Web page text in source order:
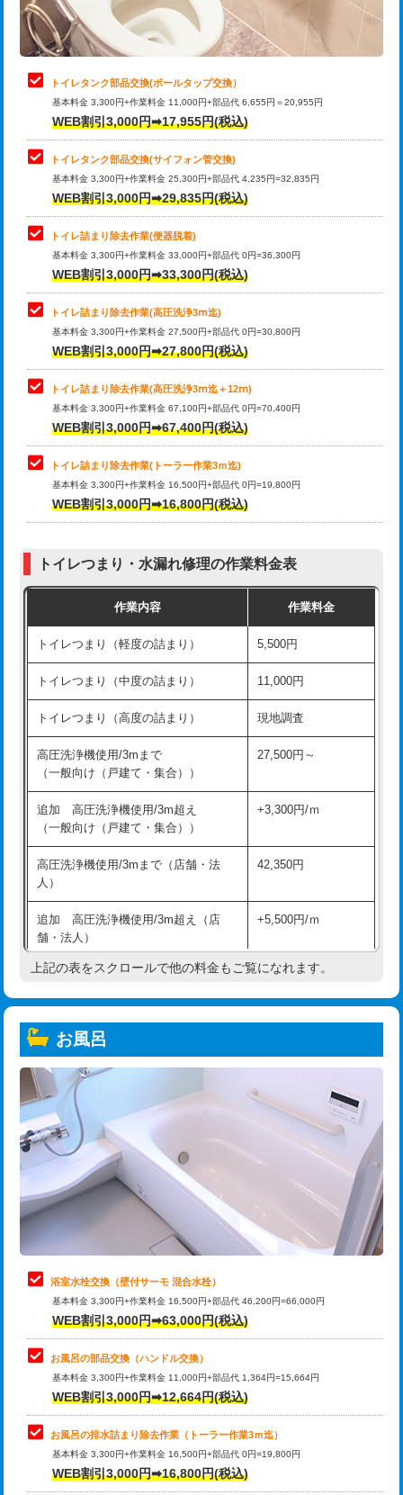
トイレタンク部品交換(ボールタップ交換）
基本料金 3,300円+作業料金 11,000円+部品代 6,655円＝20,955円
WEB割引3,000円➡17,955円(税込)
トイレタンク部品交換(サイフォン管交換)
基本料金 3,300円+作業料金 25,300円+部品代 4,235円=32,835円
WEB割引3,000円➡29,835円(税込)
トイレ詰まり除去作業(便器脱着)
基本料金 3,300円+作業料金 33,000円+部品代 0円=36,300円
WEB割引3,000円➡33,300円(税込)
トイレ詰まり除去作業(高圧洗浄3ⅿ迄)
基本料金 3,300円+作業料金 27,500円+部品代 0円=30,800円
WEB割引3,000円➡27,800円(税込)
トイレ詰まり除去作業(高圧洗浄3ⅿ迄＋12ⅿ)
基本料金 3,300円+作業料金 67,100円+部品代 0円=70,400円
WEB割引3,000円➡67,400円(税込)
トイレ詰まり除去作業(トーラー作業3ｍ迄)
基本料金 3,300円+作業料金 16,500円+部品代 0円=19,800円
WEB割引3,000円➡16,800円(税込)
トイレつまり・水漏れ修理の作業料金表
作業内容 作業料金
トイレつまり（軽度の詰まり） 5,500円
トイレつまり（中度の詰まり） 11,000円
トイレつまり（高度の詰まり） 現地調査
高圧洗浄機使用/3mまで
（一般向け（戸建て・集合））
27,500円～
追加 高圧洗浄機使用/3m超え
（一般向け（戸建て・集合））
+3,300円/ｍ
高圧洗浄機使用/3mまで（店舗・法
人）
42,350円
追加 高圧洗浄機使用/3m超え（店
舗・法人）
+5,500円/ｍ
高度高圧洗浄換 現地調査
トーラー機使用/3mまで
追加トーラー機使用/3m超え
カメラ調査 33,000円
桝清掃 8,800円
止水・漏水調査・防水処理・清掃・修
理・調整・分解・加工など（軽作業）
止水・漏水調査・防水処理・清掃・修
理・調整・分解・加工など（中作業）
22,000円
止水・漏水調査・防水処理・清掃・修
理・調整・分解・加工など（重作業）
33,000円
トイレタンク脱着
トイレ便器脱着
タンクレストイレ脱着 33,000円
小便器トイレ脱着
上記の表をスクロールで他の料金もご覧になれます。
お風呂
浴室水栓交換（壁付サーモ 混合水栓）
基本料金 3,300円+作業料金 16,500円+部品代 46,200円=66,000円
WEB割引3,000円➡63,000円(税込)
お風呂の部品交換（ハンドル交換）
基本料金 3,300円+作業料金 11,000円+部品代 1,364円=15,664円
WEB割引3,000円➡12,664円(税込)
お風呂の排水詰まり除去作業（トーラー作業3ｍ迄）
基本料金 3,300円+作業料金 16,500円+部品代 0円=19,800円
WEB割引3,000円➡16,800円(税込)